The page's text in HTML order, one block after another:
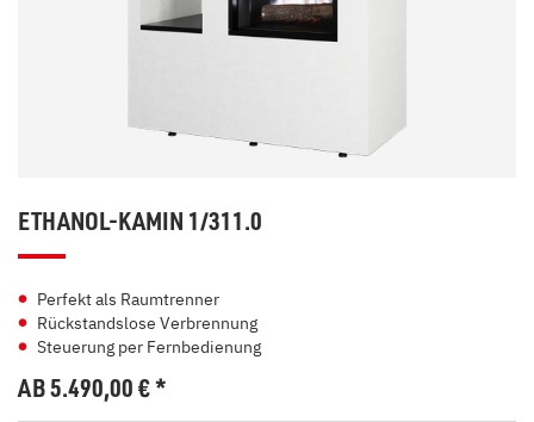
ETHANOL-KAMIN 1/311.0
Perfekt als Raumtrenner
Rückstandslose Verbrennung
Steuerung per Fernbedienung
AB 5.490,00€*